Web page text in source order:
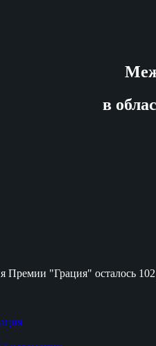
в
Премии "Грация" осталось